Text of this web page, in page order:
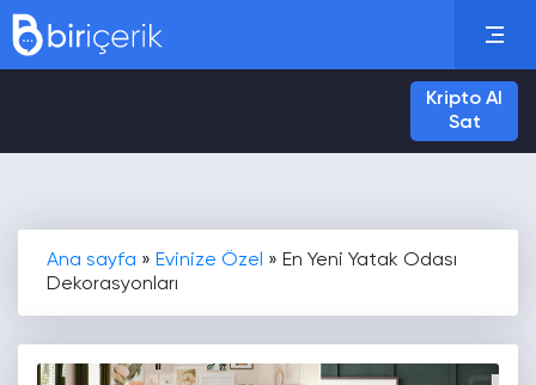
Kripto Al
Sat
Ana sayfa » Evinize Özel » En Yeni Yatak Odası
Dekorasyonları